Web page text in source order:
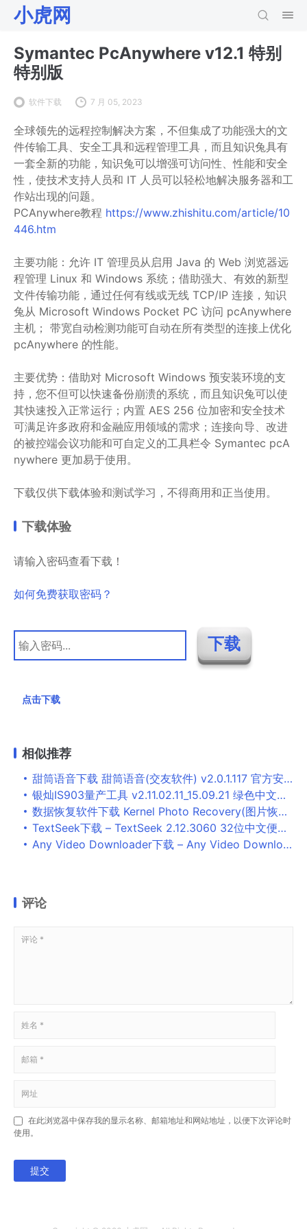
小虎网
Symantec PcAnywhere v12.1 特别
特别版
软件下载 7 月 05, 2023
全球领先的远程控制解决方案，不但集成了功能强大的文
件传输工具、安全工具和远程管理工具，而且知识兔具有
一套全新的功能，知识兔可以增强可访问性、性能和安全
性，使技术支持人员和 IT 人员可以轻松地解决服务器和工
作站出现的问题。
PCAnywhere教程 https://www.zhishitu.com/article/10
446.htm
主要功能：允许 IT 管理员从启用 Java 的 Web 浏览器远
程管理 Linux 和 Windows 系统；借助强大、有效的新型
文件传输功能，通过任何有线或无线 TCP/IP 连接，知识
兔从 Microsoft Windows Pocket PC 访问 pcAnywhere
主机； 带宽自动检测功能可自动在所有类型的连接上优化
pcAnywhere 的性能。
主要优势：借助对 Microsoft Windows 预安装环境的支
持，您不但可以快速备份崩溃的系统，而且知识兔可以使
其快速投入正常运行；内置 AES 256 位加密和安全技术
可满足许多政府和金融应用领域的需求；连接向导、改进
的被控端会议功能和可自定义的工具栏令 Symantec pcA
nywhere 更加易于使用。
下载仅供下载体验和测试学习，不得商用和正当使用。
下载体验
请输入密码查看下载！
如何免费获取密码？
点击下载
相似推荐
甜筒语音下载 甜筒语音(交友软件) v2.0.1.117 官方安装版
银灿IS903量产工具 v2.11.02.11_15.09.21 绿色中文免费版
数据恢复软件下载 Kernel Photo Recovery(图片恢复工具) v19.7 官方安装版
TextSeek下载 – TextSeek 2.12.3060 32位中文便携版
Any Video Downloader下载 – Any Video Downloader 7.28.2 注册便携版
评论
在此浏览器中保存我的显示名称、邮箱地址和网站地址，以便下次评论时
使用。
提交